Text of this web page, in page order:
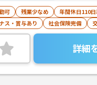
可 残業少なめ 年間休日110
ス・賞与あり
社会保険完備
詳細